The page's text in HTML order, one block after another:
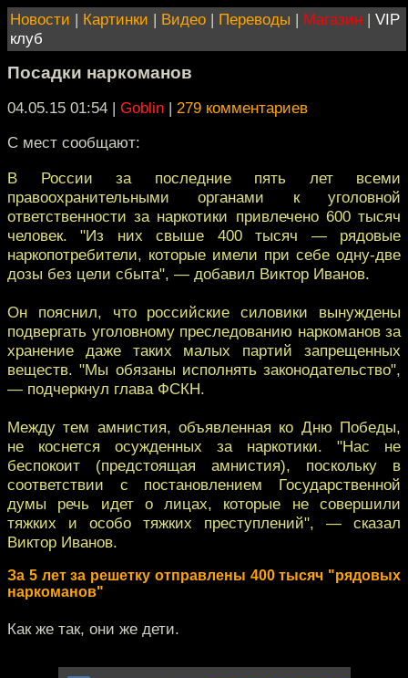
Новости | Картинки | Видео | Переводы | Магазин | VIP
клуб
Посадки наркоманов
04.05.15 01:54 | Goblin | 279 комментариев
С мест сообщают:
В России за последние пять лет всеми
правоохранительными органами к уголовной
ответственности за наркотики привлечено 600 тысяч
человек. "Из них свыше 400 тысяч — рядовые
наркопотребители, которые имели при себе одну-две
дозы без цели сбыта", — добавил Виктор Иванов.
Он пояснил, что российские силовики вынуждены
подвергать уголовному преследованию наркоманов за
хранение даже таких малых партий запрещенных
веществ. "Мы обязаны исполнять законодательство",
— подчеркнул глава ФСКН.
Между тем амнистия, объявленная ко Дню Победы,
не коснется осужденных за наркотики. "Нас не
беспокоит (предстоящая амнистия), поскольку в
соответствии с постановлением Государственной
думы речь идет о лицах, которые не совершили
тяжких и особо тяжких преступлений", — сказал
Виктор Иванов.
За 5 лет за решетку отправлены 400 тысяч "рядовых
наркоманов"
Как же так, они же дети.